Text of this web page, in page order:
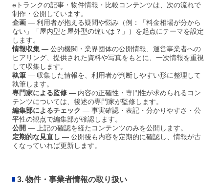
eトランクの記事・物件情報・比較コンテンツは、次の流れで
制作・公開しています。
企画 — 利用者が抱える疑問や悩み（例：「料金相場が分から
ない」「屋内型と屋外型の違いは？」）を起点にテーマを設定
します。
情報収集 — 公的機関・業界団体の公開情報、運営事業者への
ヒアリング、提供された資料や写真をもとに、一次情報を重視
して収集します。
執筆 — 収集した情報を、利用者が判断しやすい形に整理して
執筆します。
専門家による監修 — 内容の正確性・専門性が求められるコン
テンツについては、後述の専門家が監修します。
編集部によるチェック — 事実確認・表記・分かりやすさ・公
平性の観点で編集部が確認します。
公開 — 上記の確認を経たコンテンツのみを公開します。
定期的な見直し — 公開後も内容を定期的に確認し、情報が古
くなっていれば更新します。
3. 物件・事業者情報の取り扱い